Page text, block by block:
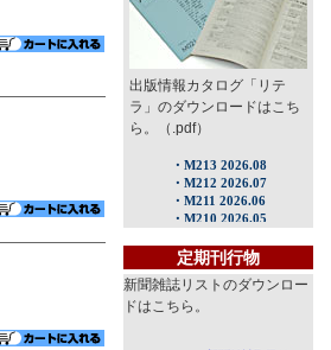
出版情報カタログ「リテ
ラ」のダウンロードはこち
ら。（.pdf）
定期刊行物
新聞雑誌リストのダウンロー
ドはこちら。